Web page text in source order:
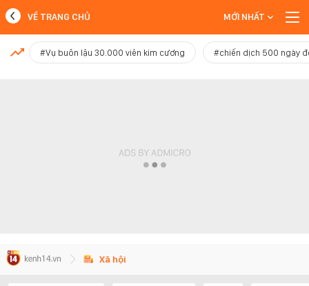
MỚI NHẤT
VỀ TRANG CHỦ MỚI NHẤT
#Vụ buôn lậu 30.000 viên kim cương #chiến dịch 500 ngày
Xã hội